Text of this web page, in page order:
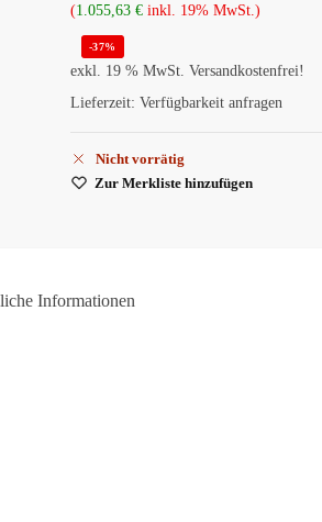
(1.055,63€ inkl. 19% MwSt.)
-37%
exkl. 19 % MwSt. Versandkostenfrei!
Lieferzeit:Verfügbarkeit anfragen
Nicht vorrätig
Zur Merkliste hinzufügen
Informationen